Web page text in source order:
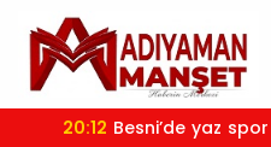
20:12 Besni’de yaz